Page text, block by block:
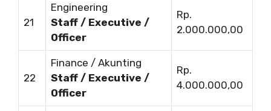
21
Engineering
Staff / Executive /
Officer
Rp.
2.000.000,00
22
Finance / Akunting
Staff / Executive /
Officer
Rp.
4.000.000,00